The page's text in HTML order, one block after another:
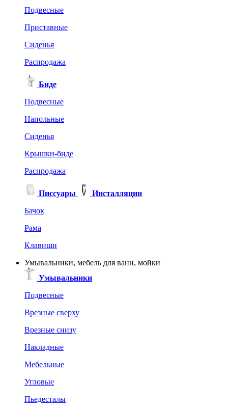
Подвесные
Приставные
Сиденья
Распродажа
Биде
Подвесные
Напольные
Сиденья
Крышки-биде
Распродажа
Писсуары
Инсталляции
Бачок
Рама
Клавиши
Умывальники, мебель для ванн, мойки
Умывальники
Подвесные
Врезные сверху
Врезные снизу
Накладные
Мебельные
Угловые
Пьедесталы